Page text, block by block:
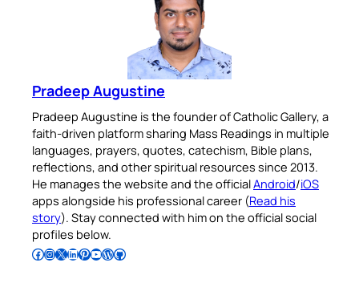
Pradeep Augustine
Pradeep Augustine is the founder of Catholic Gallery, a
faith-driven platform sharing Mass Readings in multiple
languages, prayers, quotes, catechism, Bible plans,
reflections, and other spiritual resources since 2013.
He manages the website and the officialAndroid/iOS
apps alongside his professional career (Read his
story). Stay connected with him on the official social
profiles below.
Follow Pradeep on Facebook Follow Pradeep on InstagramFollow Pradeep on X Follow Pradeep on LinkedIn Follow Pradeep on Pinterest Subscribe to Pradeep’s Youtube Channel Follow Pradeep on WordPress Follow Pradeep on GitHub